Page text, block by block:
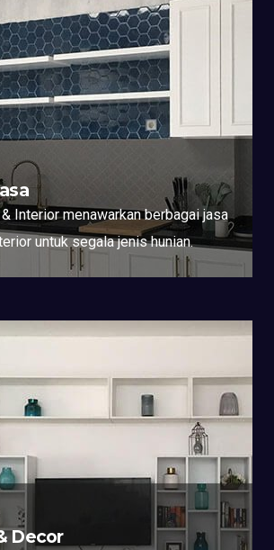
Interior menawarkan berbagai jasa
untuk segala jenis hunian.
Decor